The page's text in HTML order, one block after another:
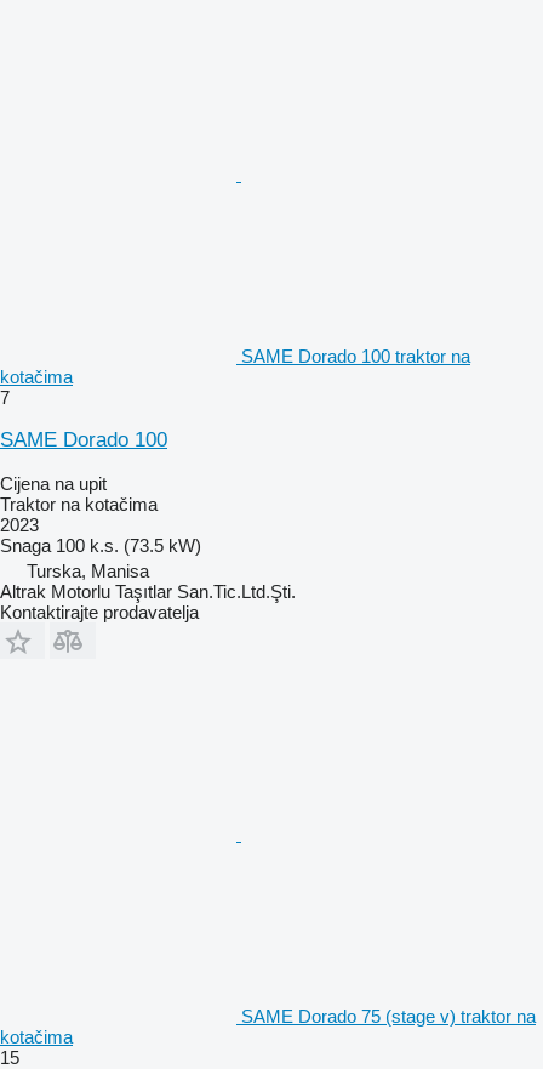
SAME Dorado 100 traktor na
kotačima
7
SAME Dorado 100
Cijena na upit
Traktor na kotačima
2023
Snaga 100 k.s. (73.5 kW)
Turska, Manisa
Altrak Motorlu Taşıtlar San.Tic.Ltd.Şti.
Kontaktirajte prodavatelja
SAME Dorado 75 (stage v) traktor na
kotačima
15